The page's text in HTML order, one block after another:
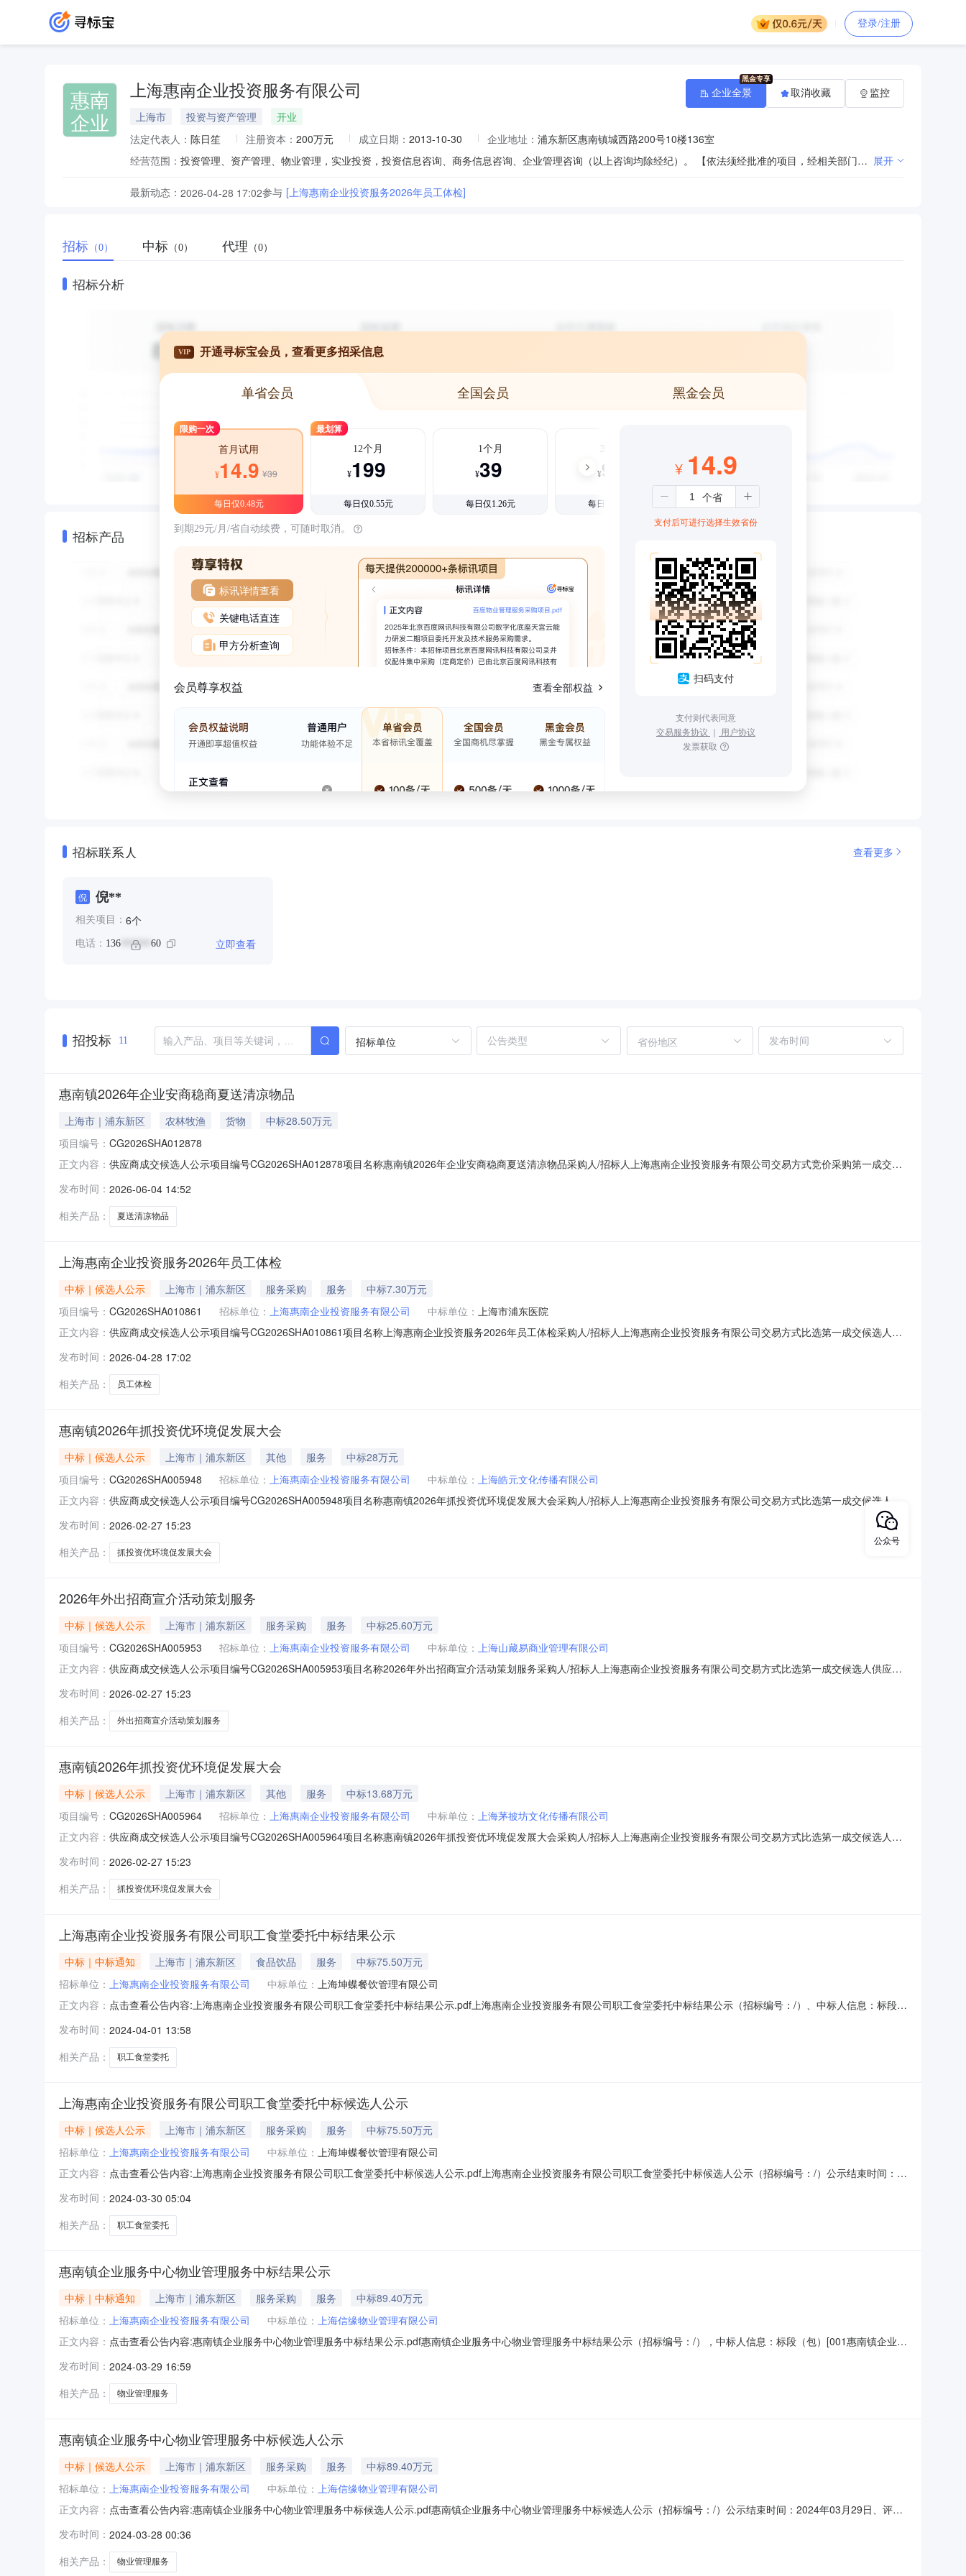
登录/注册
惠南
企业
上海惠南企业投资服务有限公司
上海市 投资与资产管理
开业
法定代表人： 陈日笙 注册资本： 200万元 成立日期： 2013-10-30 企业地址： 浦东新区惠南镇城西路200号10楼136室
经营范围：
投资管理、资产管理、物业管理，实业投资，投资信息咨询、商务信息咨询、企业管理咨询（以上咨询均除经纪）。 【依法须经批准的项目，经相关部门批准后方可开展经营活动】 展开
最新动态： 2026-04-28 17:02参与 [上海惠南企业投资服务2026年员工体检]
企业全景 取消收藏 监控
招标 （0） 中标 （0） 代理 （0）
招标分析
招标产品
VIP 开通寻标宝会员，查看更多招采信息
单省会员 全国会员 黑金会员
限购一次
首月试用
¥14.9 ¥39
每日仅0.48元
最划算
12个月
¥199
每日仅0.55元
1个月
¥39
每日仅1.26元
3个月
¥99
每日仅1.08元
到期29元/月/省自动续费，可随时取消。
标讯详情查看
关键电话直连
甲方分析查询
会员尊享权益 查看全部权益
¥ 14.9
支付后可进行选择生效省份
扫码支付
支付则代表同意
交易服务协议 ｜ 用户协议
发票获取
招标联系人 查看更多
倪 倪**
相关项目： 6个
电话： 136 ****** 60 立即查看
招投标 11 招标单位 省份地区
惠南镇2026年企业安商稳商夏送清凉物品
上海市｜浦东新区 农林牧渔 货物
中标28.50万元
项目编号： CG2026SHA012878
正文内容： 供应商成交候选人公示项目编号CG2026SHA012878项目名称惠南镇2026年企业安商稳商夏送清凉物品采购人/招标人上海惠南企业投资服务有限公司交易方式竞价采购第一成交候
021-67105695。反映情况须实事求是，提供具体线索或事实依据。以单位名义反映情况的材料需加盖单位公章，以个人名义反映情况的材料应署实名，并提供联系电话。
发布时间： 2026-06-04 14:52
相关产品：
夏送清凉物品
上海惠南企业投资服务2026年员工体检
中标｜候选人公示 上海市｜浦东新区 服务采购 服务
中标7.30万元
项目编号： CG2026SHA010861 招标单位： 上海惠南企业投资服务有限公司 中标单位： 上海市浦东医院
正文内容： 供应商成交候选人公示项目编号CG2026SHA010861项目名称上海惠南企业投资服务2026年员工体检采购人/招标人上海惠南企业投资服务有限公司交易方式比选第一成交候选人供
况须实事求是，提供具体线索或事实依据。以单位名义反映情况的材料需加盖单位公章，以个人名义反映情况的材料应署实名，并提供联系电话。
发布时间： 2026-04-28 17:02
相关产品：
员工体检
惠南镇2026年抓投资优环境促发展大会
中标｜候选人公示 上海市｜浦东新区 其他 服务
中标28万元
项目编号： CG2026SHA005948 招标单位： 上海惠南企业投资服务有限公司 中标单位： 上海皓元文化传播有限公司
正文内容： 供应商成交候选人公示项目编号CG2026SHA005948项目名称惠南镇2026年抓投资优环境促发展大会采购人/招标人上海惠南企业投资服务有限公司交易方式比选第一成交候选人供
67105695。反映情况须实事求是，提供具体线索或事实依据。以单位名义反映情况的材料需加盖单位公章，以个人名义反映情况的材料应署实名，并提供联系电话。
发布时间： 2026-02-27 15:23
相关产品：
抓投资优环境促发展大会
2026年外出招商宣介活动策划服务
中标｜候选人公示 上海市｜浦东新区 服务采购 服务
中标25.60万元
项目编号： CG2026SHA005953 招标单位： 上海惠南企业投资服务有限公司 中标单位： 上海山藏易商业管理有限公司
正文内容： 供应商成交候选人公示项目编号CG2026SHA005953项目名称2026年外出招商宣介活动策划服务采购人/招标人上海惠南企业投资服务有限公司交易方式比选第一成交候选人供应商
67105695。反映情况须实事求是，提供具体线索或事实依据。以单位名义反映情况的材料需加盖单位公章，以个人名义反映情况的材料应署实名，并提供联系电话。
发布时间： 2026-02-27 15:23
相关产品：
外出招商宣介活动策划服务
惠南镇2026年抓投资优环境促发展大会
中标｜候选人公示 上海市｜浦东新区 其他 服务
中标13.68万元
项目编号： CG2026SHA005964 招标单位： 上海惠南企业投资服务有限公司 中标单位： 上海茅披坊文化传播有限公司
正文内容： 供应商成交候选人公示项目编号CG2026SHA005964项目名称惠南镇2026年抓投资优环境促发展大会采购人/招标人上海惠南企业投资服务有限公司交易方式比选第一成交候选人供
67105695。反映情况须实事求是，提供具体线索或事实依据。以单位名义反映情况的材料需加盖单位公章，以个人名义反映情况的材料应署实名，并提供联系电话。
发布时间： 2026-02-27 15:23
相关产品：
抓投资优环境促发展大会
上海惠南企业投资服务有限公司职工食堂委托中标结果公示
中标｜中标通知 上海市｜浦东新区 食品饮品 服务
中标75.50万元
招标单位： 上海惠南企业投资服务有限公司 中标单位： 上海坤蝶餐饮管理有限公司
正文内容： 点击查看公告内容:上海惠南企业投资服务有限公司职工食堂委托中标结果公示.pdf上海惠南企业投资服务有限公司职工食堂委托中标结果公示（招标编号：/）、中标人信息：标段
果公示三、监督部门本招标项目的监督部门为/。四、联系方式招标人：上海惠南企业投资服务有限公司地址：上海市浦东新区惠南镇联系人：倪老师电话：13601966360电子邮
件：！招标代理机构：上海
发布时间： 2024-04-01 13:58
相关产品：
职工食堂委托
上海惠南企业投资服务有限公司职工食堂委托中标候选人公示
中标｜候选人公示 上海市｜浦东新区 服务采购 服务
中标75.50万元
招标单位： 上海惠南企业投资服务有限公司 中标单位： 上海坤蝶餐饮管理有限公司
正文内容： 点击查看公告内容:上海惠南企业投资服务有限公司职工食堂委托中标候选人公示.pdf上海惠南企业投资服务有限公司职工食堂委托中标候选人公示（招标编号：/）公示结束时间：
75.5万元，质量：满足，工期/交货期/服务期：365天2、中标候选人按照招标文件要求承诺的项目负责人情况中标候选人（上海坤蝶餐饮管理有限公司）的项目负责人：徐赞／3、
中标候选人响应招标
发布时间： 2024-03-30 05:04
相关产品：
职工食堂委托
惠南镇企业服务中心物业管理服务中标结果公示
中标｜中标通知 上海市｜浦东新区 服务采购 服务
中标89.40万元
招标单位： 上海惠南企业投资服务有限公司 中标单位： 上海信缘物业管理有限公司
正文内容： 点击查看公告内容:惠南镇企业服务中心物业管理服务中标结果公示.pdf惠南镇企业服务中心物业管理服务中标结果公示（招标编号：/），中标人信息：标段（包）[001惠南镇企业服
为/。四、联系方式招标人：上海惠南企业投资服务有限公司地址：上海市浦东新区惠南镇联系人：倪老师电话：13601966360电子邮件：/招标代理机构：上海建融工程建设管理有
限公司地址：惠南
发布时间： 2024-03-29 16:59
相关产品：
物业管理服务
惠南镇企业服务中心物业管理服务中标候选人公示
中标｜候选人公示 上海市｜浦东新区 服务采购 服务
中标89.40万元
招标单位： 上海惠南企业投资服务有限公司 中标单位： 上海信缘物业管理有限公司
正文内容： 点击查看公告内容:惠南镇企业服务中心物业管理服务中标候选人公示.pdf惠南镇企业服务中心物业管理服务中标候选人公示（招标编号：/）公示结束时间：2024年03月29日、评标
货期/服务期：365天2、中标候选人按照招标文件要求承诺的项目负责人情况中标候选人（上海信缘物业管理有限公司）的项目负责人：胡海红/3、中标候选人响应招标文件要求的
资格能力条件
发布时间： 2024-03-28 00:36
相关产品：
物业管理服务
公众号